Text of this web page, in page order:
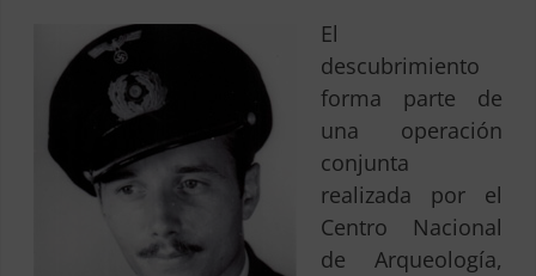
El
descubrimiento
forma parte de
una operación
conjunta
realizada por el
Centro Nacional
de Arqueología,